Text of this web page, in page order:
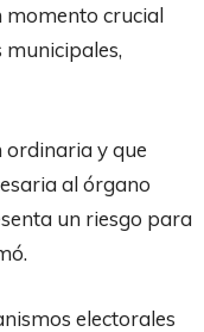
momento crucial
municipales,
ordinaria y que
al órgano
un riesgo para
electorales